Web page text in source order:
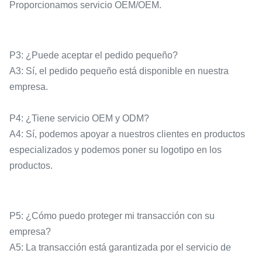
Proporcionamos servicio OEM/OEM.
P3: ¿Puede aceptar el pedido pequeño?
A3: Sí, el pedido pequeño está disponible en nuestra
empresa.
P4: ¿Tiene servicio OEM y ODM?
A4: Sí, podemos apoyar a nuestros clientes en productos
especializados y podemos poner su logotipo en los
productos.
P5: ¿Cómo puedo proteger mi transacción con su
empresa?
A5: La transacción está garantizada por el servicio de